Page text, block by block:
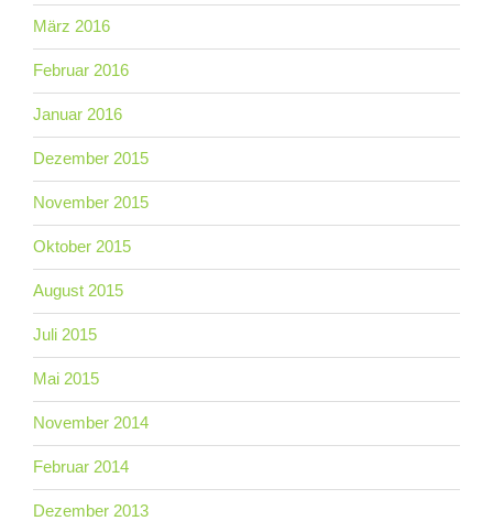
März 2016
Februar 2016
Januar 2016
Dezember 2015
November 2015
Oktober 2015
August 2015
Juli 2015
Mai 2015
November 2014
Februar 2014
Dezember 2013